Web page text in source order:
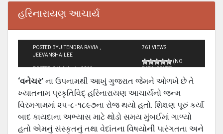
હરિનારાયણ આચાર્ય
POSTED BY JITENDRA RAVIA ,
JEEVANSHAILEE
POSTED ON JUL - 4 - 2012
761 VIEWS
(NO
RATINGS YET)
‘વનેચર’ ના ઉપનામથી આખું ગુજરાત જેમને ઓળખે છે તે
ખ્‍યાતનામ પ્રકૃતિવિદ્ હરિનારાયણ આચાર્યનો જન્‍મ
વિરમગામમાં ૨૫-૮-૧૮૯૭ના રોજ થયો હતો. શિક્ષણ પૂરું કર્યા
બાદ કાયદાના અભ્‍યાસ માટે થોડો સમય મુંબઈમાં ગાળ્યો
હતો એમનું સંસ્‍કૃતનું તથા વેદાંતના વિષયોની પારંગતતા અને